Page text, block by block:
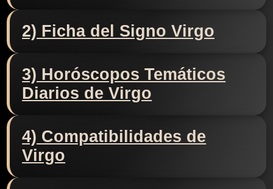
2) Ficha del Signo Virgo
3) Horóscopos Temáticos
Diarios de Virgo
4) Compatibilidades de
Virgo